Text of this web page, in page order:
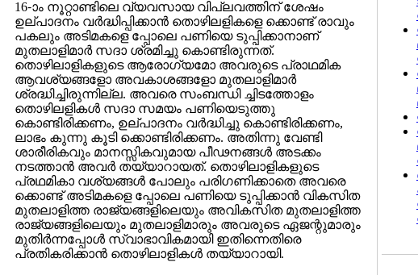
16-ാം നൂറ്റാണ്ടിലെ വ്യവസായ വിപ്ലവത്തിന് ശേഷം
ഉല്പാദനം വര്‍ദ്ധിപ്പിക്കാന്‍ തൊഴിലളികളെ ക്കൊണ്ട് രാവും
പകലും അടിമകളെ പ്പോലെ പണിയെ ടുപ്പിക്കാനാണ്
മുതലാളിമാര്‍ സദാ ശ്രമിച്ചു കൊണ്ടിരുന്നത്.
തൊഴിലാളികളുടെ ആരോഗ്യമോ അവരുടെ പ്രാഥമിക
ആവശ്യങ്ങളോ അവകാശങ്ങളോ മുതലാളിമാര്‍
ശ്രദ്ധിച്ചിരുന്നില്ല. അവരെ സംബന്ധി ച്ചിടത്തോളം
തൊഴിലളികള്‍ സദാ സമയം പണിയെടുത്തു
കൊണ്ടിരിക്കണം, ഉല്പാദനം വര്‍ദ്ധിച്ചു കൊണ്ടിരിക്കണം,
ലാഭം കുന്നു കൂടി ക്കൊണ്ടിരിക്കണം. അതിന്നു വേണ്ടി
ശാരീരികവും മാനസ്സികവുമായ പീഢനങ്ങള്‍ അടക്കം
നടത്താന്‍ അവര്‍ തയ്യാറായത്. തൊഴിലാളികളുടെ
പ്രഥമികാ വശ്യങ്ങള്‍ പോലും പരിഗണിക്കാതെ അവരെ
ക്കൊണ്ട് അടിമകളെ പ്പോലെ പണിയെ ടുപ്പിക്കാന്‍ വികസിത
മുതലാളിത്ത രാജ്യങ്ങളിലെയും അവികസിത മുതലാളിത്ത
രാജ്യങ്ങളിലെയും മുതലാളിമാരും അവരുടെ ഏജന്റുമാരും
മുതിര്‍ന്നപ്പോള്‍ സ്വാഭാവികമായി ഇതിന്നെതിരെ
പ്രതികരിക്കാന്‍ തൊഴിലാളികള്‍ തയ്യാറായി.